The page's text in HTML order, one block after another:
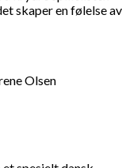
skaper en følelse av
Olsen